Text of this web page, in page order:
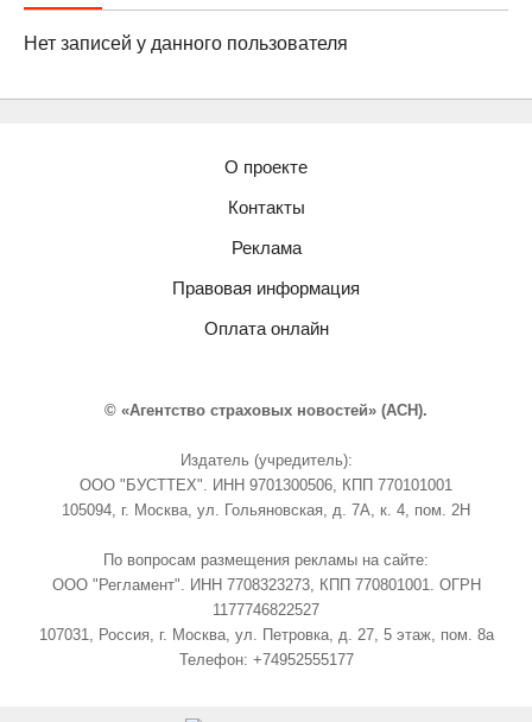
Нет записей у данного пользователя
О проекте
Контакты
Реклама
Правовая информация
Оплата онлайн
© «Агентство страховых новостей» (АСН).
Издатель (учредитель):
ООО "БУСТТЕХ". ИНН 9701300506, КПП 770101001
105094, г. Москва, ул. Гольяновская, д. 7А, к. 4, пом. 2Н
По вопросам размещения рекламы на сайте:
ООО "Регламент". ИНН 7708323273, КПП 770801001. ОГРН
1177746822527
107031, Россия, г. Москва, ул. Петровка, д. 27, 5 этаж, пом. 8а
Телефон: +74952555177